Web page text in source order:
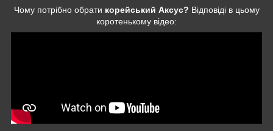
Чому потрібно обрати корейський Аксус? Відповіді в цьому
коротенькому відео: